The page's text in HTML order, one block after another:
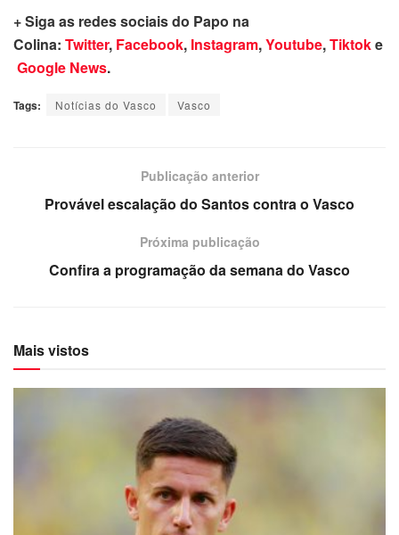
+ Siga as redes sociais do Papo na
Colina: Twitter, Facebook, Instagram,Youtube,Tiktoke
Google News.
Tags: Notícias do Vasco Vasco
Publicação anterior
Provável escalação do Santos contra o Vasco
Próxima publicação
Confira a programação da semana do Vasco
Mais vistos